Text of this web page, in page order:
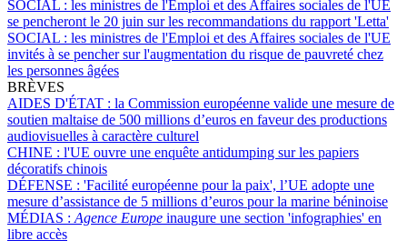
SOCIAL : les ministres de l'Emploi et des Affaires sociales de l'UE
se pencheront le 20 juin sur les recommandations du rapport 'Letta'
SOCIAL : les ministres de l'Emploi et des Affaires sociales de l'UE
invités à se pencher sur l'augmentation du risque de pauvreté chez
les personnes âgées
BRÈVES
AIDES D'ÉTAT : la Commission européenne valide une mesure de
soutien maltaise de 500 millions d’euros en faveur des productions
audiovisuelles à caractère culturel
CHINE : l'UE ouvre une enquête antidumping sur les papiers
décoratifs chinois
DÉFENSE : 'Facilité européenne pour la paix', l’UE adopte une
mesure d’assistance de 5 millions d’euros pour la marine béninoise
MÉDIAS : Agence Europe inaugure une section 'infographies' en
libre accès